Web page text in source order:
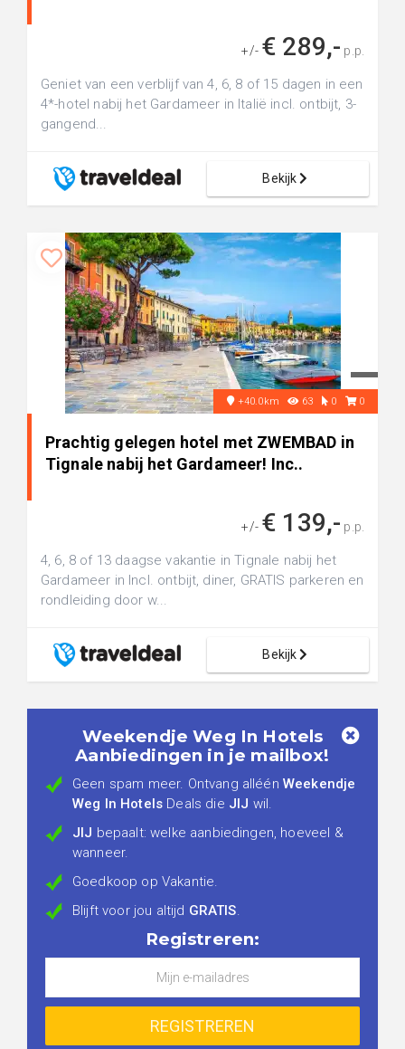
+/- € 289,- p.p.
Geniet van een verblijf van 4, 6, 8 of 15 dagen in een
4*-hotel nabij het Gardameer in Italië incl. ontbijt, 3-
gangend...
Bekijk
+40.0km 63 0 0
Prachtig gelegen hotel met ZWEMBAD in
Tignale nabij het Gardameer! Inc..
+/- € 139,- p.p.
4, 6, 8 of 13 daagse vakantie in Tignale nabij het
Gardameer in Incl. ontbijt, diner, GRATIS parkeren en
rondleiding door w...
Bekijk
Weekendje Weg In Hotels
Aanbiedingen in je mailbox!
Geen spam meer. Ontvang alléén Weekendje
Weg In Hotels Deals die JIJ wil.
JIJ bepaalt: welke aanbiedingen, hoeveel &
wanneer.
Goedkoop op Vakantie.
Blijft voor jou altijd GRATIS.
Registreren: